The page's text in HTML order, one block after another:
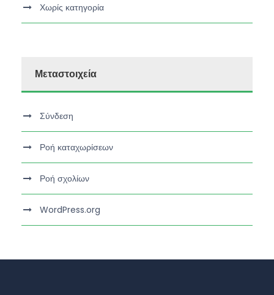
Χωρίς κατηγορία
Μεταστοιχεία
Σύνδεση
Ροή καταχωρίσεων
Ροή σχολίων
WordPress.org